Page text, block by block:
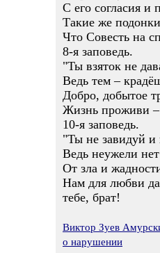
С его согласия и
Такие же
Что Совесть на
8-я заповедь.
"Ты взяток не
Ведь тем –
Добро, добытое
Жизнь проживи
10-я заповедь.
"Ты не завидуй и
Ведь неужели
От зла и
Нам для любви
тебе, брат!
Виктор Зуев
о нарушении